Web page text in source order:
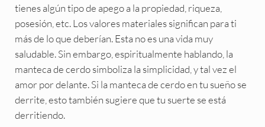
tienes algún tipo de apego a la propiedad, riqueza,
posesión, etc. Los valores materiales significan para ti
más de lo que deberían. Esta no es una vida muy
saludable. Sin embargo, espiritualmente hablando, la
manteca de cerdo simboliza la simplicidad, y tal vez el
amor por delante. Si la manteca de cerdo en tu sueño se
derrite, esto también sugiere que tu suerte se está
derritiendo.